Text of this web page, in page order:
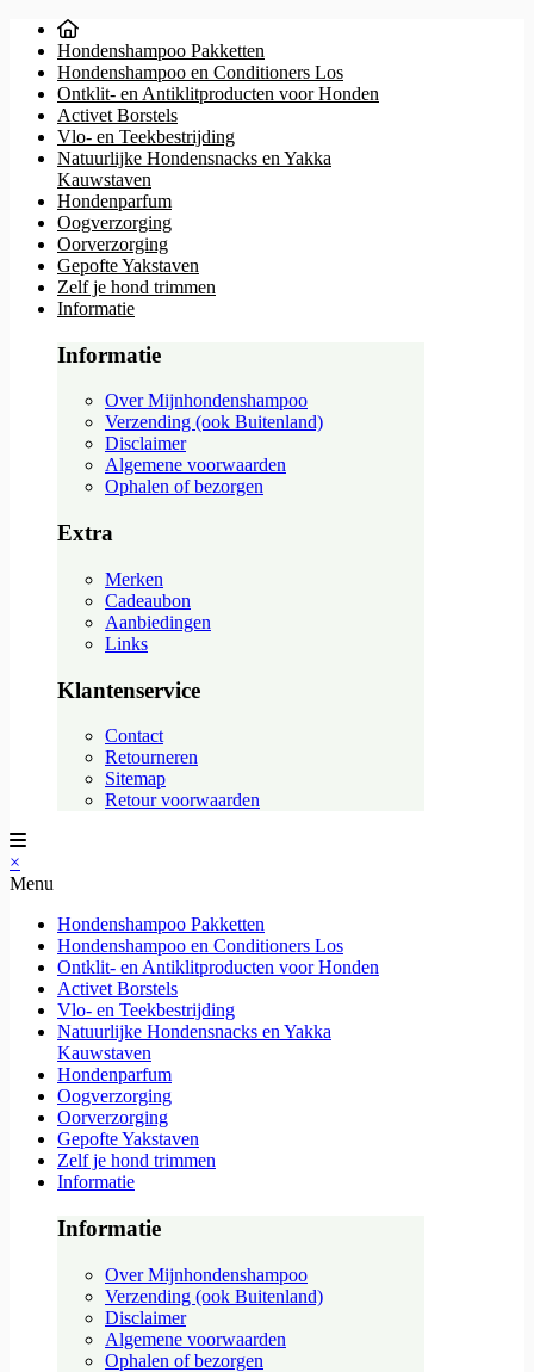
Hondenshampoo Pakketten
Hondenshampoo en Conditioners Los
Ontklit- en Antiklitproducten voor Honden
Activet Borstels
Vlo- en Teekbestrijding
Natuurlijke Hondensnacks en Yakka
Kauwstaven
Hondenparfum
Oogverzorging
Oorverzorging
Gepofte Yakstaven
Zelf je hond trimmen
Informatie
Informatie
Over Mijnhondenshampoo
Verzending (ook Buitenland)
Disclaimer
Algemene voorwaarden
Ophalen of bezorgen
Extra
Merken
Cadeaubon
Aanbiedingen
Links
Klantenservice
Contact
Retourneren
Sitemap
Retour voorwaarden
×
Menu
Hondenshampoo Pakketten
Hondenshampoo en Conditioners Los
Ontklit- en Antiklitproducten voor Honden
Activet Borstels
Vlo- en Teekbestrijding
Natuurlijke Hondensnacks en Yakka
Kauwstaven
Hondenparfum
Oogverzorging
Oorverzorging
Gepofte Yakstaven
Zelf je hond trimmen
Informatie
Informatie
Over Mijnhondenshampoo
Verzending (ook Buitenland)
Disclaimer
Algemene voorwaarden
Ophalen of bezorgen